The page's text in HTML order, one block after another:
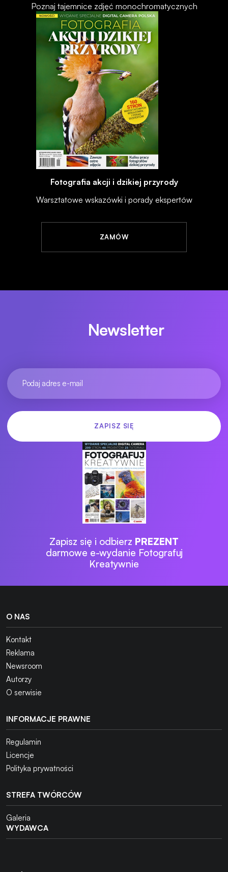
Poznaj tajemnice zdjęć monochromatycznych
Fotografia akcji i dzikiej przyrody
Warsztatowe wskazówki i porady ekspertów
ZAMÓW
Newsletter
Zapisz się i odbierz PREZENT
darmowe e-wydanie Fotografuj
Kreatywnie
O NAS
Kontakt
Reklama
Newsroom
Autorzy
O serwisie
INFORMACJE PRAWNE
Regulamin
Licencje
Polityka prywatności
STREFA TWÓRCÓW
Galeria
WYDAWCA